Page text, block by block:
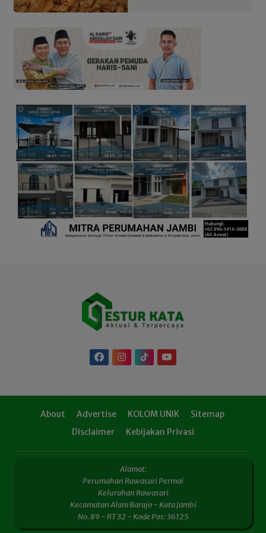
About Advertise KOLOM UNIK
Sitemap
Disclaimer
Kebijakan Privasi
Alamat:
Perumahan Rawasari Permai
Kelurahan Rawasari
Kecamatan Alam Barajo - Kota Jambi
No. 89 - RT 32 - Kode Pos: 36125